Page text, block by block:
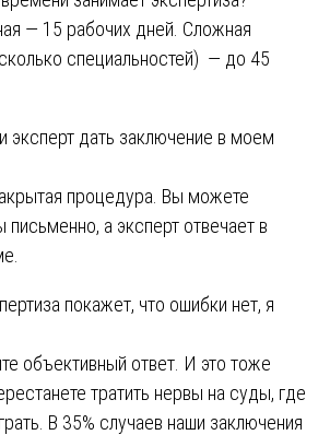
— 15 рабочих дней. Сложная
специальностей) — до 45
эксперт дать заключение в моем
процедура. Вы можете
письменно, а эксперт отвечает в
покажет, что ошибки нет, я
объективный ответ. И это тоже
тратить нервы на суды, где
В 35% случаев наши заключения